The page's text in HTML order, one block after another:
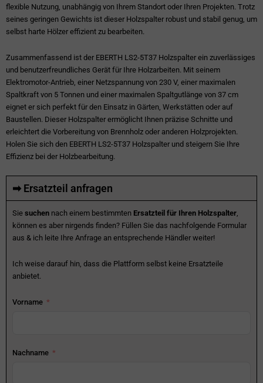
flexible Nutzung, unabhängig von Ihrem Standort oder Ihren Projekten. Trotz
seines geringen Gewichts ist dieser Holzspalter robust und stabil genug, um
selbst harte Hölzer effizient zu bearbeiten.
Zusammenfassend ist der EBERTH LS2-5T37 Holzspalter ein zuverlässiges
und benutzerfreundliches Gerät für Ihre Holzarbeiten. Mit seinem
Elektromotor-Antrieb, einer Netzspannung von 230 V, einer maximalen
Spaltkraft von 5 Tonnen und einer maximalen Spaltgutlänge von 37 cm
eignet er sich perfekt für den Einsatz in Gärten, Werkstätten oder auf
Baustellen. Dieser Holzspalter ermöglicht Ihnen präzise Schnitte und
erleichtert die Vorbereitung von Brennholz oder anderen Holzprojekten.
Holen Sie sich den EBERTH LS2-5T37 Holzspalter und steigern Sie Ihre
Effizienz bei der Holzbearbeitung.
➡ Ersatzteil anfragen
Sie suchen nach einem bestimmten Ersatzteil für Ihren Holzspalter,
können es aber nirgends finden? Füllen Sie das nachfolgende Formular
aus & ich leite Ihre Anfrage an entsprechende Händler weiter!
Ich weise darauf hin, dass die Plattform selbst keine Ersatzteile
anbietet.
Vorname
Nachname